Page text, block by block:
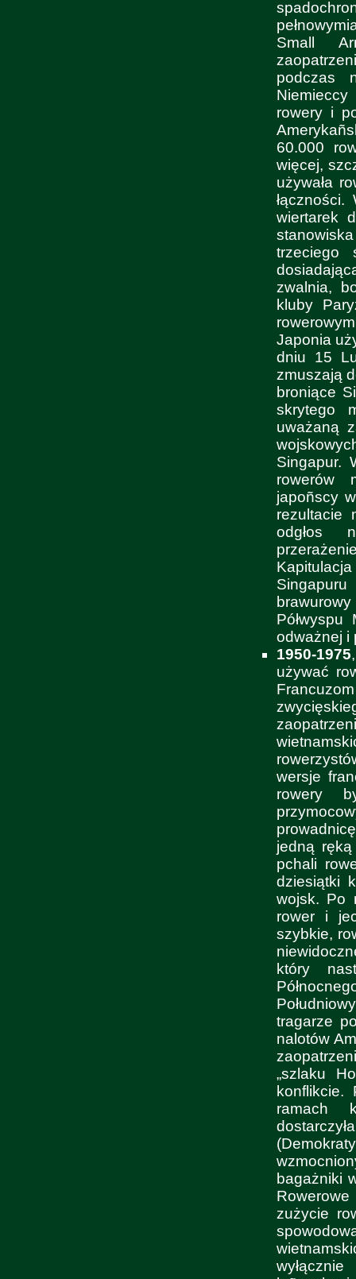
Small
podczas
rowery i
60.000
więcej,
używała
wiertarek
trzeciego
zwalnia,
kluby
Japonia
dniu 15
zmuszają
broniące
skrytego
uważaną
Singapur.
rowerów
japoñscy
rezultacie
odgłos
odważnej i
1950-1975
używać
wersje
rowery
jedną
pchali
dziesiątki
wojsk. Po
rower i
szybkie,
który
tragarze
nalotów
„szlaku
ramach
bagażniki
zużycie